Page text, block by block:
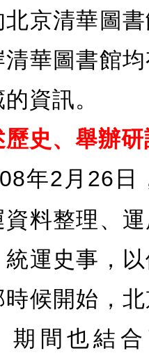
北京清華圖
清華圖書館
資訊。
歷史、舉辦
年2 月 26 日
資料整理、
統運史事，
時候開始，
期間也結